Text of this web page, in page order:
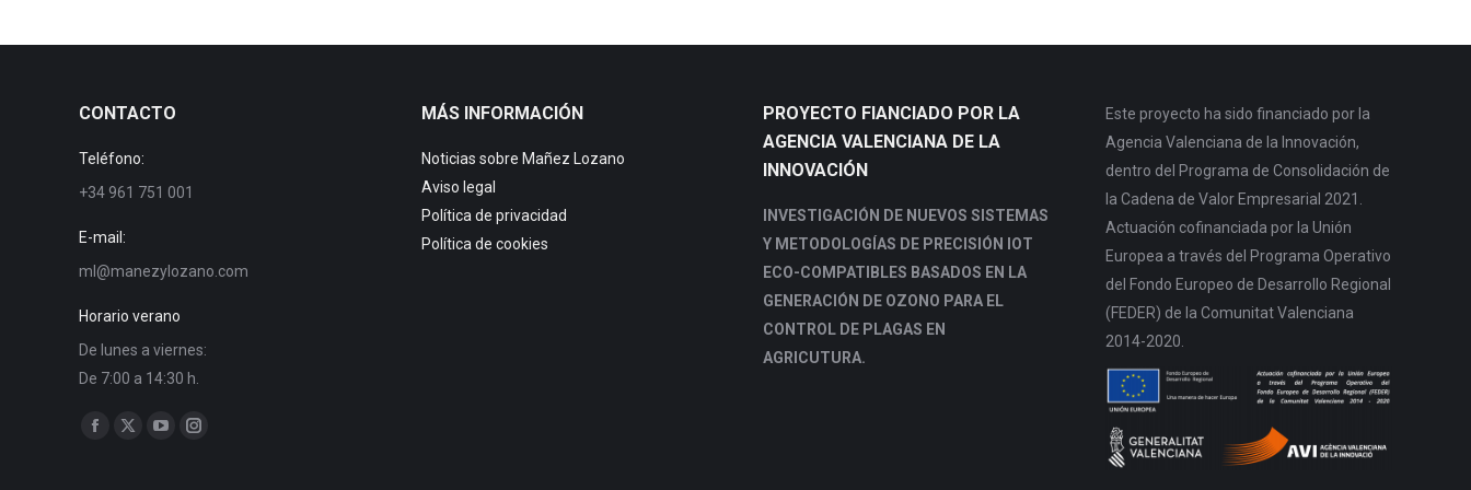
CONTACTO
Teléfono:
+34 961 751 001
E-mail:
ml@manezylozano.com
Horario verano
De lunes a viernes:
De 7:00 a 14:30 h.
Encuéntranos en:
Facebook
X
YouTubeInstagram
MÁS INFORMACIÓN
Noticias sobre Mañez Lozano
Aviso legal
Política de privacidad
Política de cookies
PROYECTO FIANCIADO POR LA
AGENCIA VALENCIANA DE LA
INNOVACIÓN
INVESTIGACIÓN DE NUEVOS SISTEMAS
Y METODOLOGÍAS DE PRECISIÓN IOT
ECO-COMPATIBLES BASADOS EN LA
GENERACIÓN DE OZONO PARA EL
CONTROL DE PLAGAS EN
AGRICUTURA.
Este proyecto ha sido financiado por la
Agencia Valenciana de la Innovación,
dentro del Programa de Consolidación de
la Cadena de Valor Empresarial 2021.
Actuación cofinanciada por la Unión
Europea a través del Programa Operativo
del Fondo Europeo de Desarrollo Regional
(FEDER) de la Comunitat Valenciana
2014-2020.